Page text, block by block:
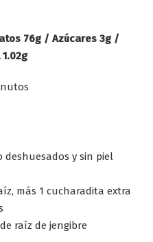
76g / Azúcares 3g /
​​y sin piel
más 1 cucharadita extra
raíz de jengibre